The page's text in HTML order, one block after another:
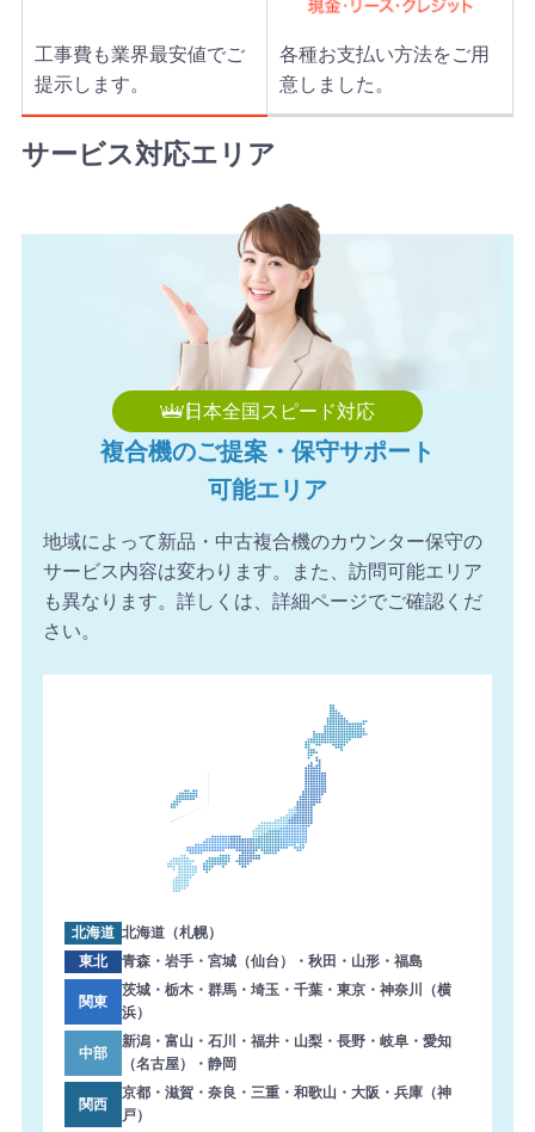
工事費も業界最安値でご
提示します。
各種お支払い方法をご用
意しました。
サービス対応エリア
日本全国スピード対応
複合機のご提案・保守サポート
可能エリア
地域によって新品・中古複合機のカウンター保守の
サービス内容は変わります。また、訪問可能エリア
も異なります。詳しくは、詳細ページでご確認くだ
さい。
北海道 北海道（札幌）
東北
青森・岩手・宮城（仙台）・秋田・山形・福島
関東
茨城・栃木・群馬・埼玉・千葉・東京・神奈川（横
浜）
中部
新潟・富山・石川・福井・山梨・長野・岐阜・愛知
（名古屋）・静岡
関西
京都・滋賀・奈良・三重・和歌山・大阪・兵庫（神
戸）